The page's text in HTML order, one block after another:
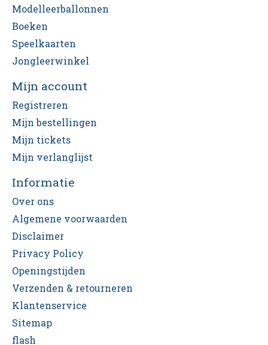
Modelleerballonnen
Boeken
Speelkaarten
Jongleerwinkel
Mijn account
Registreren
Mijn bestellingen
Mijn tickets
Mijn verlanglijst
Informatie
Over ons
Algemene voorwaarden
Disclaimer
Privacy Policy
Openingstijden
Verzenden & retourneren
Klantenservice
Sitemap
flash